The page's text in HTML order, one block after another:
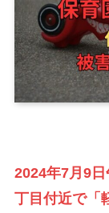
2024年7月9日
丁目付近で「